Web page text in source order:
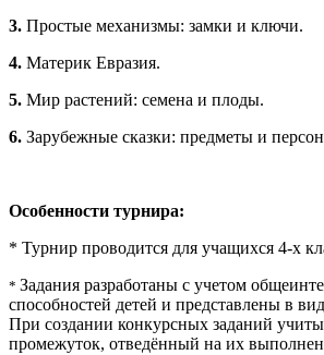
3. Простые механизмы: замки и ключи.
4. Материк Евразия.
5. Мир растений: семена и плоды.
6. Зарубежные сказки: предметы и
Особенности турнира:
* Турнир проводится для учащихся 4-х
* Задания разработаны с учетом
способностей детей и представлены в
При создании конкурсных заданий
промежуток, отведённый на их